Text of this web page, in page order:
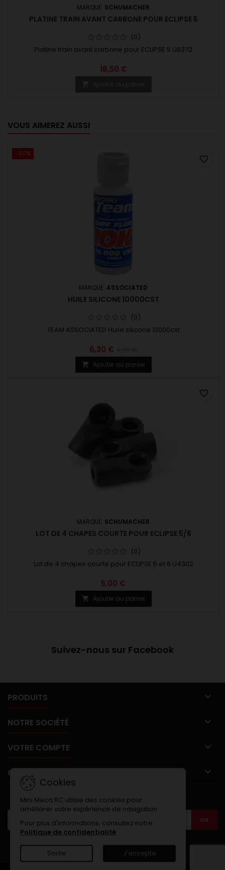
MARQUE: SCHUMACHER
PLATINE TRAIN AVANT CARBONE POUR ECLIPSE 5
(0)
Platine train avant carbone pour ECLIPSE 5 U8372
18,50 €
VOUS AIMEREZ AUSSI
-30%
MARQUE: ASSOCIATED
HUILE SILICONE 10000CST
(0)
TEAM ASSOCIATED Huile silicone 10000cst
6,30 €
 Ajouter au panier
favorite_border
MARQUE: SCHUMACHER
LOT DE 4 CHAPES COURTE POUR ECLIPSE 5/6
(0)
Lot de 4 chapes courte pour ECLIPSE 5 et 6 U4302
5,00 €
 Ajouter au panier
favorite_border
Suivez-nous sur Facebook
PRODUITS 
NOTRE SOCIÉTÉ 
VOTRE COMPTE 
CONTACT 
Cookies
Mini Meca RC utilise des cookies pour
améliorer votre expérience de navigation.
Pour plus d'informations, consultez notre
Politique de confidentialité.
Sortie J'accepte
LETTRE D'INFORMATIONS